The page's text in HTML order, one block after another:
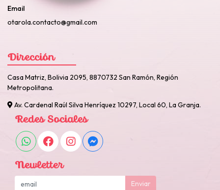
Email
otarola.contacto@gmail.com
Dirección
Casa Matriz, Bolivia 2095, 8870732 San Ramón, Región
Metropolitana.
Av. Cardenal Raúl Silva Henríquez 10297, Local 60, La Granja.
Redes Sociales
Newletter
Enviar